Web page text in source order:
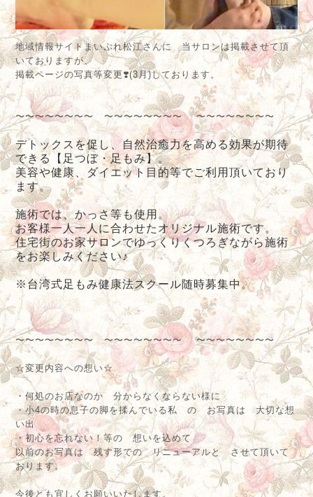
地域情報サイトまいぷれ松江さんに 当サロンは掲載させて頂
いておりますが、
掲載ページの写真等変更❣️(3月)しております。
〜〜〜〜〜〜〜〜 〜〜〜〜〜〜〜〜 〜〜〜〜〜〜〜〜
デトックスを促し、自然治癒力を高める効果が期待
できる【足つぼ・足もみ】。
美容や健康、ダイエット目的等でご利用頂いており
ます。
施術では、かっさ等も使用。
お客様一人一人に合わせたオリジナル施術です。
住宅街のお家サロンでゆっくりくつろぎながら施術
をお楽しみください♪
※台湾式足もみ健康法スクール随時募集中。
〜〜〜〜〜〜〜〜 〜〜〜〜〜〜〜〜 〜〜〜〜〜〜〜〜
☆変更内容への想い☆
・何処のお店なのか 分からなくならない様に
・小4の時の息子の脚を揉んでいる私 の お写真は 大切な想
い出
・初心を忘れない！等の 想いを込めて
以前のお写真は 残す形での リニューアルと させて頂いて
おります。
今後とも宜しくお願いいたします。